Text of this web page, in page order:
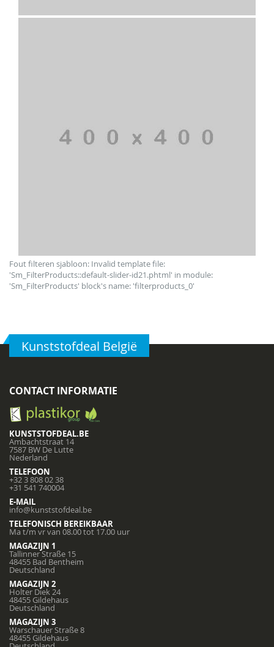
Fout filteren sjabloon: Invalid template file:
'Sm_FilterProducts::default-slider-id21.phtml' in module:
'Sm_FilterProducts' block's name: 'filterproducts_0'
Kunststofdeal België
CONTACT INFORMATIE
KUNSTSTOFDEAL.BE
Ambachtstraat 14
7587 BW De Lutte
Nederland
TELEFOON
+32 3 808 02 38
+31 541 740004
E-MAIL
info@kunststofdeal.be
TELEFONISCH BEREIKBAAR
Ma t/m vr van 08.00 tot 17.00 uur
MAGAZIJN 1
Tallinner Straße 15
48455 Bad Bentheim
Deutschland
MAGAZIJN 2
Holter Diek 24
48455 Gildehaus
Deutschland
MAGAZIJN 3
Warschauer Straße 8
48455 Gildehaus